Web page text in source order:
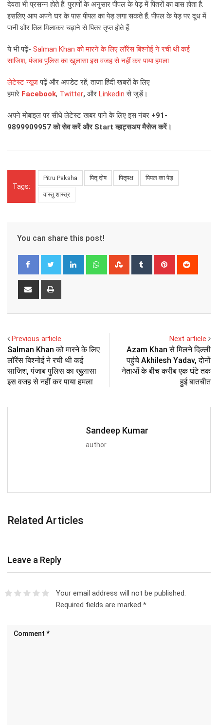
देवता भी प्रसन्न होते हैं. पुराणों के अनुसार पीपल के पेड़ में पितरों का वास होता है.
इसलिए आप अपने घर के पास पीपल का पेड़ लगा सकते हैं. पीपल के पेड़ पर दूध में
पानी और तिल मिलाकर चढ़ाने से पितर तृप्त होते हैं.
ये भी पढ़ें- Salman Khan को मारने के लिए लॉरेंस बिश्नोई ने रची थी कई
साजिश, पंजाब पुलिस का खुलासा इस वजह से नहीं कर पाया हमला
लेटेस्ट न्यूजपढ़ें और अपडेट रहें, ताजा हिंदी खबरों के लिए
हमारे Facebook, Twitter, और Linkedin से जुड़ें।
अपने मोबाइल पर सीधे लेटेस्ट खबर पाने के लिए इस नंबर +91-
9899909957को सेव करें और Start व्हाट्सअप मैसेज करें।
Tags:
Pitru Paksha पितृ दोष पितृपक्ष पिपल का पेड़
वास्तु शास्त्र
You can share this post!
LinkedIn WhatsappStumbleUpon
Tumblr Pinterest
Share
Previous article
Salman Khan को मारने के लिए
लॉरेंस बिश्नोई ने रची थी कई
साजिश, पंजाब पुलिस का खुलासा
इस वजह से नहीं कर पाया हमला
Next article
Azam Khan से मिलने दिल्ली
पहुंचे Akhilesh Yadav, दोनों
नेताओं के बीच करीब एक घंटे तक
हुई बातचीत
Sandeep Kumar
author
Related Articles
Leave a Reply
Your email address will not be published.
Required fields are marked *